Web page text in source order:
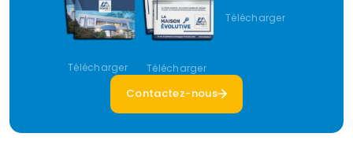
Télécharger Télécharger
Télécharger
Contactez-nous